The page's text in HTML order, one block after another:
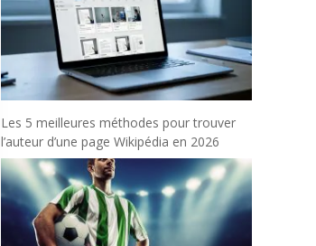
Les 5 meilleures méthodes pour trouver
l’auteur d’une page Wikipédia en 2026